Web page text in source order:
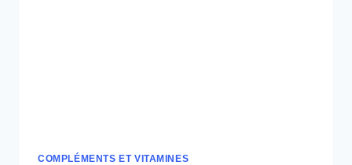
COMPLÉMENTS ET VITAMINES